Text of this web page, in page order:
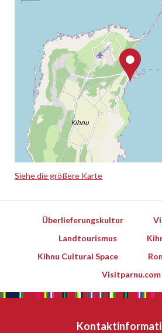
Siehe die größere Karte
Überlieferungskultur
Landtourismus
Kihnu Cultural Space
Visitparnu.com